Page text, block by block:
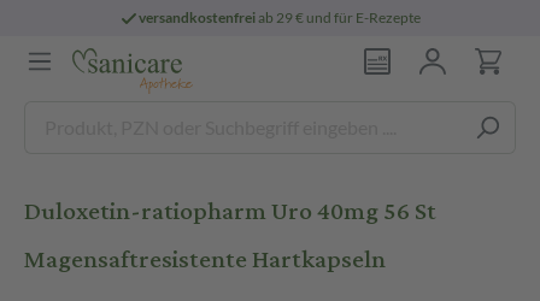
versandkostenfreiab 29 € und für E-Rezepte
Duloxetin-ratiopharm Uro 40mg 56 St
Magensaftresistente Hartkapseln